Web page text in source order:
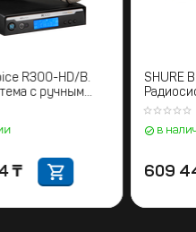
Voice R300-HD/B.
с ручным
в наличии
604